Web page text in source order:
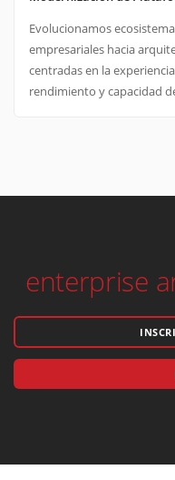
centradas en la
rendimiento y capacidad